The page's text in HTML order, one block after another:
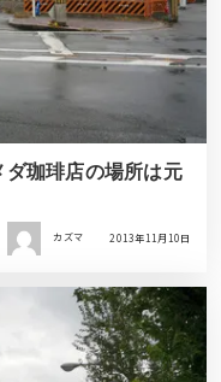
ダ珈琲店の場所は元
カズマ 2013年11月10日